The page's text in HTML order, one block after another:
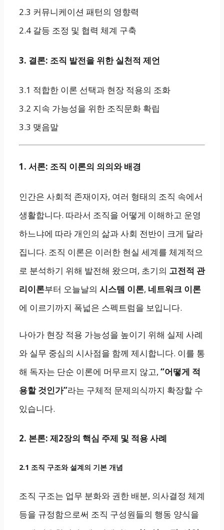
2.3 커뮤니케이션 패턴의 영향력
2.4 갈등 조정 및 협력 체계 구축
3. 결론: 조직 발전을 위한 실천적 제언
3.1 적합한 이론 선택과 현장 적용의 조화
3.2 지속 가능성을 위한 조직문화 확립
3.3 맺음말
1. 서론: 조직 이론의 의의와 배경
인간은 사회적 존재이자, 여러 형태의 조직 속에서
생활합니다. 따라서 조직을 어떻게 이해하고 운영
하느냐에 따라 개인의 삶과 사회 전반이 크게 달라
집니다. 조직 이론은 이러한 현실 세계를 체계적으
로 분석하기 위해 발전해 왔으며, 초기의 고전적 관
리이론부터 오늘날의 시스템 이론, 네트워크 이론
에 이르기까지 폭넓은 스펙트럼을 보입니다.
나아가 현장 적용 가능성을 높이기 위해 실제 사례
와 실무 중심의 시사점을 함께 제시합니다. 이를 통
해 독자는 단순 이론에 머무르지 않고, “어떻게 적
용할 것인가”라는 구체적 문제의식까지 확장할 수
있습니다.
2. 본론: 제2장의 핵심 주제 및 적용 사례
2.1 조직 구조와 설계의 기본 개념
조직 구조는 업무 분화와 권한 배분, 의사결정 체계
등을 규정함으로써 조직 구성원들의 행동 양식을